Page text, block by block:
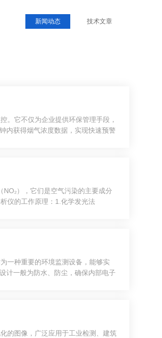
新闻动态 技术文章
。它不仅为企业提供环保管理手段，
内获得烟气浓度数据，实现快速预警
），它们是空气污染的主要成分
仪的工作原理：1.化学发光法
一种重要的环境监测设备，能够实
计一般为防水、防尘，确保内部电子
的图像，广泛应用于工业检测、建筑